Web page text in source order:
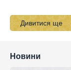
Дивитися ще
Новини